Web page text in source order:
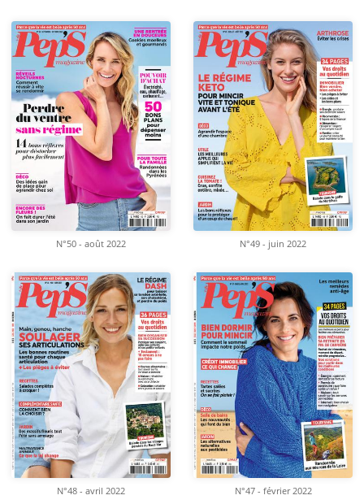
N°50 - août 2022 N°49 - juin 2022
N°48 - avril 2022 N°47 - février 2022